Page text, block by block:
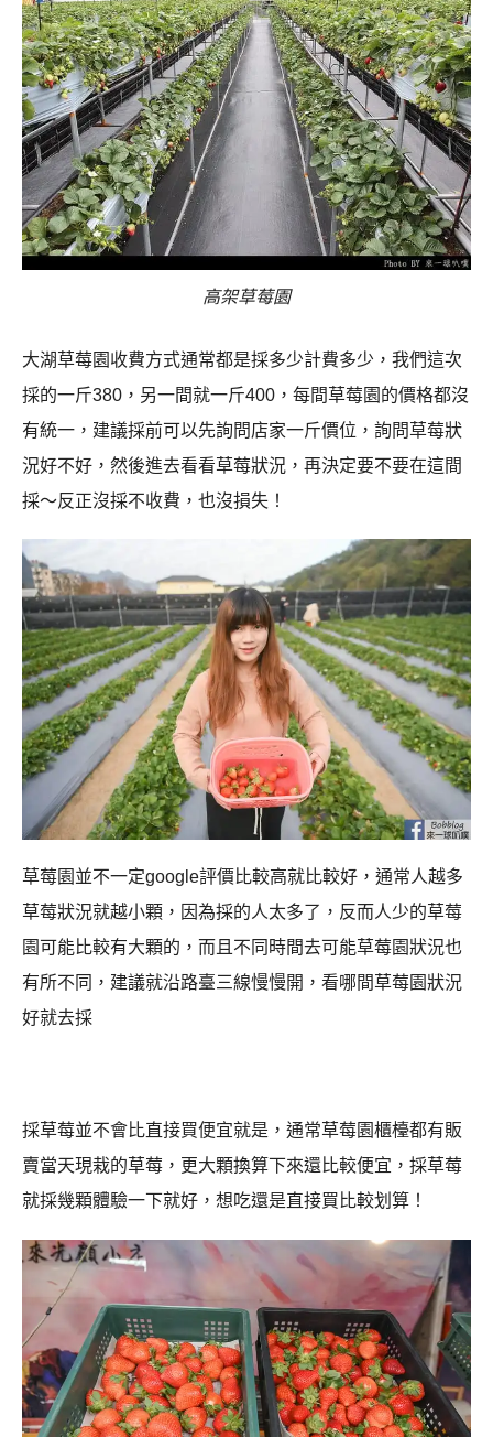
高架草莓園
大湖草莓園收費方式通常都是採多少計費多少，我們這次
採的一斤380，另一間就一斤400，每間草莓園的價格都沒
有統一，建議採前可以先詢問店家一斤價位，詢問草莓狀
況好不好，然後進去看看草莓狀況，再決定要不要在這間
採～反正沒採不收費，也沒損失！
草莓園並不一定google評價比較高就比較好，通常人越多
草莓狀況就越小顆，因為採的人太多了，反而人少的草莓
園可能比較有大顆的，而且不同時間去可能草莓園狀況也
有所不同，建議就沿路臺三線慢慢開，看哪間草莓園狀況
好就去採
採草莓並不會比直接買便宜就是，通常草莓園櫃檯都有販
賣當天現栽的草莓，更大顆換算下來還比較便宜，採草莓
就採幾顆體驗一下就好，想吃還是直接買比較划算！